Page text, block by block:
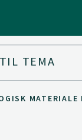
TEMA
MATERIALE